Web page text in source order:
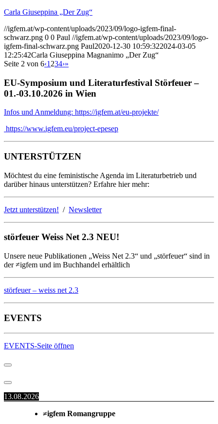
Carla Giuseppina „Der Zug“
//igfem.at/wp-content/uploads/2023/09/logo-igfem-final-
schwarz.png 0 0 Paul //igfem.at/wp-content/uploads/2023/09/logo-
igfem-final-schwarz.png Paul2020-12-30 10:59:322024-03-05
12:25:42Carla Giuseppina Magnanimo „Der Zug“
Seite 2 von 6‹1 234›»
EU-Symposium und Literaturfestival Störfeuer –
01.-03.10.2026 in Wien
Infos und Anmeldung: https://igfem.at/eu-projekte/
https://www.igfem.eu/project-epesep
UNTERSTÜTZEN
Möchtest du eine feministische Agenda im Literaturbetrieb und
darüber hinaus unterstützen? Erfahre hier mehr:
Jetzt unterstützen! / Newsletter
störfeuer Weiss Net 2.3 NEU!
Unsere neue Publikationen „Weiss Net 2.3“ und „störfeuer“ sind in
der ≠igfem und im Buchhandel erhältlich
störfeuer – weiss net 2.3
EVENTS
EVENTS-Seite öffnen
13.08.2026
≠igfem Romangruppe